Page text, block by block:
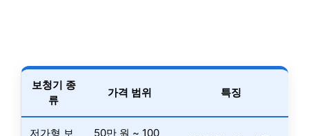
보청기 종
류
가격 범위 특징
저가형 보
50만 원 ~ 100